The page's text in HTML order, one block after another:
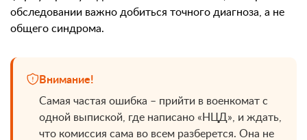
обследовании важно добиться точного диагноза, а не
общего синдрома.
Внимание!
Самая частая ошибка – прийти в военкомат с
одной выпиской, где написано «НЦД», и ждать,
что комиссия сама во всем разберется. Она не